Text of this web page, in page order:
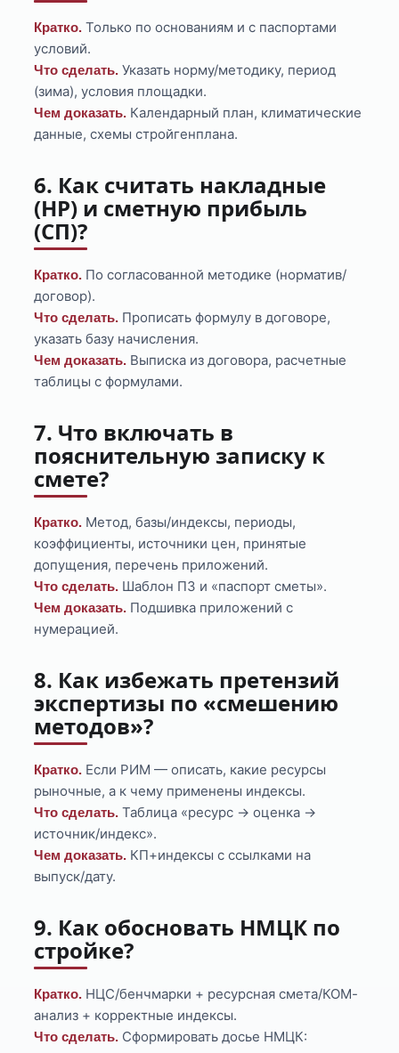
Кратко. Только по основаниям и с паспортами
условий.
Что сделать. Указать норму/методику, период
(зима), условия площадки.
Чем доказать. Календарный план, климатические
данные, схемы стройгенплана.
6. Как считать накладные
(НР) и сметную прибыль
(СП)?
Кратко. По согласованной методике (норматив/
договор).
Что сделать. Прописать формулу в договоре,
указать базу начисления.
Чем доказать. Выписка из договора, расчетные
таблицы с формулами.
7. Что включать в
пояснительную записку к
смете?
Кратко. Метод, базы/индексы, периоды,
коэффициенты, источники цен, принятые
допущения, перечень приложений.
Что сделать. Шаблон ПЗ и «паспорт сметы».
Чем доказать. Подшивка приложений с
нумерацией.
8. Как избежать претензий
экспертизы по «смешению
методов»?
Кратко. Если РИМ — описать, какие ресурсы
рыночные, а к чему применены индексы.
Что сделать. Таблица «ресурс → оценка →
источник/индекс».
Чем доказать. КП+индексы с ссылками на
выпуск/дату.
9. Как обосновать НМЦК по
стройке?
Кратко. НЦС/бенчмарки + ресурсная смета/КОМ-
анализ + корректные индексы.
Что сделать. Сформировать досье НМЦК: